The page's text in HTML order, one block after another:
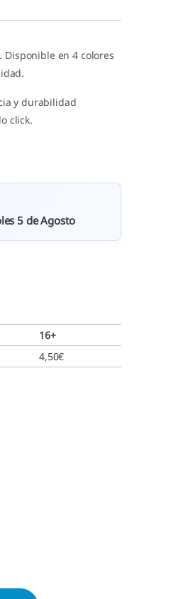
Disponible en 4 colores
y durabilidad
click.
5 de Agosto
16+
4,50€